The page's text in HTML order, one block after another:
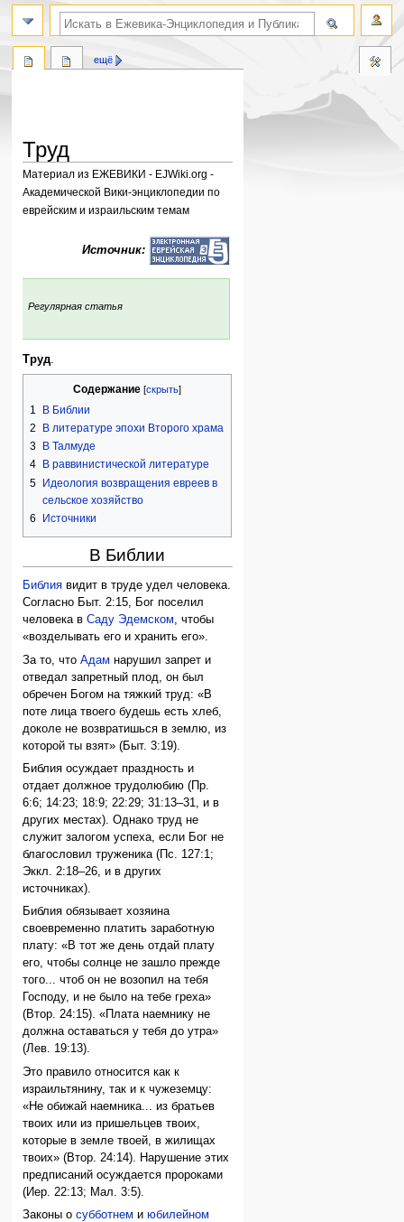
Труд
Материал из ЕЖЕВИКИ - EJWiki.org -
Академической Вики-энциклопедии по
еврейским и израильским темам
Источник:
Регулярная статья
Труд
Содержание
1
В Библии
2
В литературе эпохи Второго храма
3
В Талмуде
4
В раввинистической литературе
5 Идеология возвращения евреев в
сельское хозяйство
6
Источники
В Библии
Библия видит в труде удел человека.
Согласно Быт. 2:15, Бог поселил
человека вСаду Эдемском, чтобы
«возделывать его и хранить его».
За то, чтоАдам нарушил запрет и
отведал запретный плод, он был
обречен Богом на тяжкий труд: «В
поте лица твоего будешь есть хлеб,
доколе не возвратишься в землю, из
которой ты взят» (Быт. 3:19).
Библия осуждает праздность и
отдает должное трудолюбию (Пр.
6:6; 14:23; 18:9; 22:29; 31:13–31, и в
других местах). Однако труд не
служит залогом успеха, если Бог не
благословил труженика (Пс. 127:1;
Эккл. 2:18–26, и в других
источниках).
Библия обязывает хозяина
своевременно платить заработную
плату: «В тот же день отдай плату
его, чтобы солнце не зашло прежде
того... чтоб он не возопил на тебя
Господу, и не было на тебе греха»
(Втор. 24:15). «Плата наемнику не
должна оставаться у тебя до утра»
(Лев. 19:13).
Это правило относится как к
израильтянину, так и к чужеземцу:
«Не обижай наемника... из братьев
твоих или из пришельцев твоих,
которые в земле твоей, в жилищах
твоих» (Втор. 24:14). Нарушение этих
предписаний осуждается пророками
(Иер. 22:13; Мал. 3:5).
Законы осубботнем июбилейном
ещё
поиск по словам